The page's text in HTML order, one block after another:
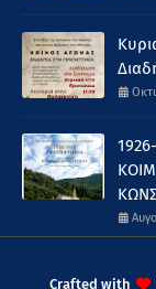
Crafted with